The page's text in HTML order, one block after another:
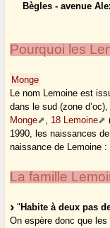
Bègles - avenue
Pourquoi les
Monge
Le nom Lemoine est
dans le sud (zone
Monge
, 18 Lemoine
1990, les naissances
naissance de Lemoine :
La famille
" Habite à deux pas
On espère donc que